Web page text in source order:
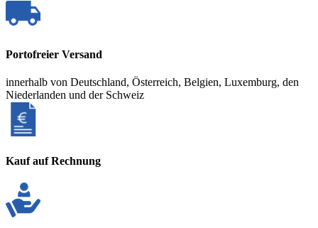
Portofreier Versand
innerhalb von Deutschland, Österreich, Belgien, Luxemburg, den
Niederlanden und der Schweiz
Kauf auf Rechnung